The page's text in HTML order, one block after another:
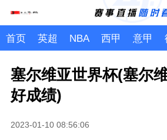
首页 英超 NBA 西甲 意甲
塞尔维亚世界杯(塞尔
好成绩)
2023-01-10 08:56:06